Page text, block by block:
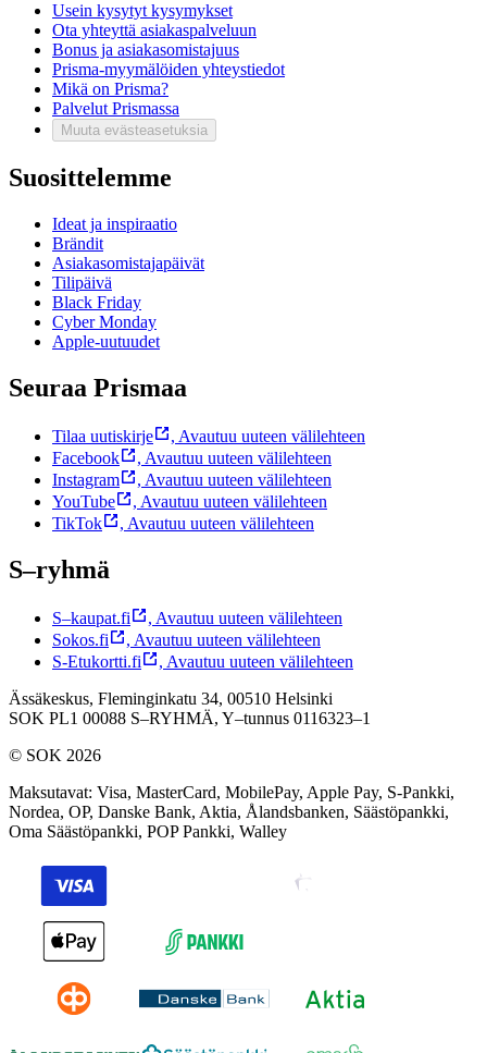
Usein kysytyt kysymykset
Ota yhteyttä asiakaspalveluun
Bonus ja asiakasomistajuus
Prisma-myymälöiden yhteystiedot
Mikä on Prisma?
Palvelut Prismassa
Muuta evästeasetuksia
Suosittelemme
Ideat ja inspiraatio
Brändit
Asiakasomistajapäivät
Tilipäivä
Black Friday
Cyber Monday
Apple-uutuudet
Seuraa Prismaa
Tilaa uutiskirje , Avautuu uuteen välilehteen
Facebook
, Avautuu uuteen välilehteen
Instagram
, Avautuu uuteen välilehteen
YouTube
, Avautuu uuteen välilehteen
TikTok
, Avautuu uuteen välilehteen
S–ryhmä
S–kaupat.fi , Avautuu uuteen välilehteen
Sokos.fi
, Avautuu uuteen välilehteen
S-Etukortti.fi
, Avautuu uuteen välilehteen
Ässäkeskus, Fleminginkatu 34, 00510 Helsinki
SOK PL1 00088 S–RYHMÄ, Y–tunnus 0116323–1
© SOK 2026
Maksutavat: Visa, MasterCard, MobilePay, Apple Pay, S-Pankki,
Nordea, OP, Danske Bank, Aktia, Ålandsbanken, Säästöpankki,
Oma Säästöpankki, POP Pankki, Walley